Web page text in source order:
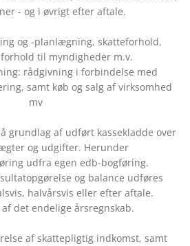
- og i øvrigt efter aftale.
og -planlægning, skatteforhold,
til myndigheder m.v.
rådgivning i forbindelse med
samt køb og salg af virksomhed
mv
grundlag af udført kassekladde over
og udgifter. Herunder
udfra egen edb-bogføring.
og balance udføres
halvårsvis eller efter aftale.
det endelige årsregnskab.
af skattepligtig indkomst, samt